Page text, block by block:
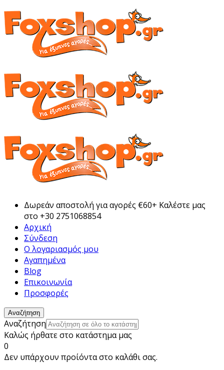
Δωρεάν αποστολή για αγορές €60+ Καλέστε μας
στο +30 2751068854
Αρχική
Σύνδεση
Ο λογαριασμός μου
Αγαπημένα
Blog
Επικοινωνία
Προσφορές
Αναζήτηση
Αναζήτηση
Καλώς ήρθατε στο κατάστημα μας
0
Δεν υπάρχουν προίόντα στο καλάθι σας.